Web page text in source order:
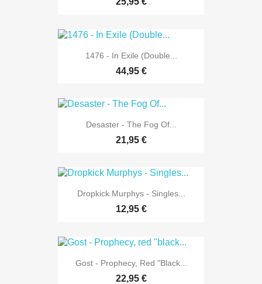
1476 - In Exile (Double...
44,95 €
Desaster - The Fog Of...
21,95 €
Dropkick Murphys - Singles...
12,95 €
Gost - Prophecy, Red "black...
22,95 €